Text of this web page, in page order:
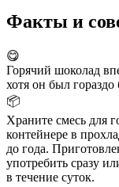
Факты и
😋
Горячий шоколад
хотя он был
📦
Храните смесь для
контейнере в
до года.
употребить сразу
в течение суток.